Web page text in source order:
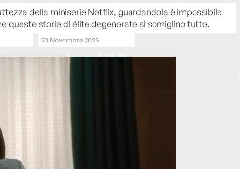
della miniserie Netflix, guardandola è impossibile
queste storie di élite degenerate si somiglino tutte.
20 Novembre 2025